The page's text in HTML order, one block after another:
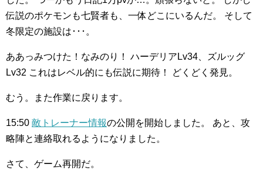
伝説のポケモンも七賢者も、一体どこにいるんだ。
そして
冬限定の施設は･･･。
ああっみつけた！なみのり！
ハーデリアLv34、ズルッグ
Lv32 これはレベル的にも伝説に期待！ どくどく発見。
むう。また作業に戻ります。
15:50 敵トレーナー情報の公開を開始しました。
あと、攻
略陣と連絡取れるようになりました。
さて、ゲーム再開だ。